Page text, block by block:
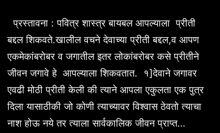
प्रस्तावना : पवित्र शास्त्र बायबल आपल्याला प्रीती
बद्दल शिकवते.खालील वचने देवाच्या प्रीती बद्दल,व आपण
एकमेकांबरोबर व जगातील इतर लोकांबरोबर कसे प्रीतीने
जीवन जगावे हे आपल्याला शिकवतात. १]देवाने जगावर
एवढी मोठी प्रीती केली की त्याने आपला एकुलता एक पुत्र
दिला यासाठीकी जो कोणी त्याच्यावर विश्वास ठेवतो त्याचा
नाश होऊ नये तर त्याला सार्वकालिक जीवन प्राप्त…